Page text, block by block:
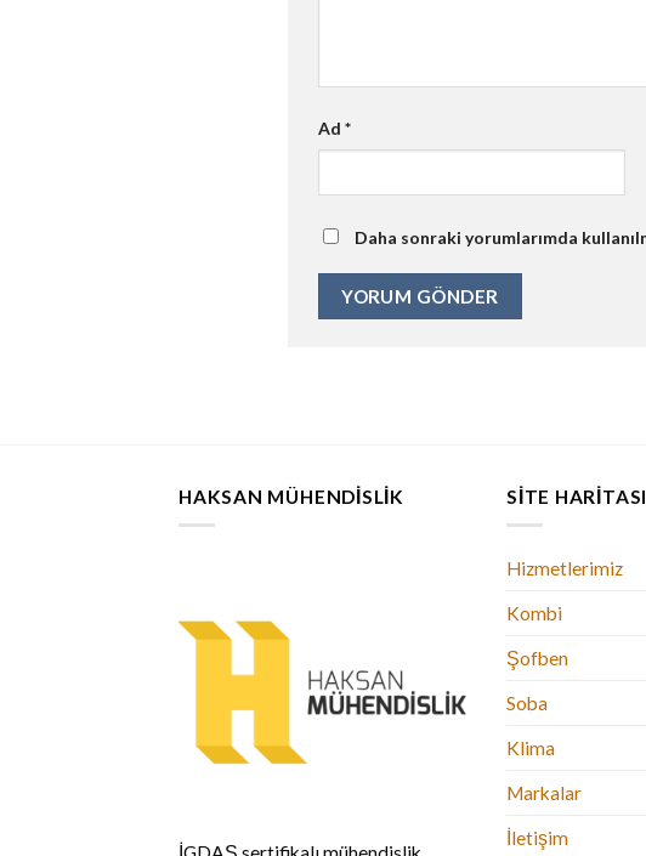
Ad *
Daha sonraki yorumlarımda
HAKSAN MÜHENDISLIK SITE HARITASI
Hizmetlerimiz
Kombi
Şofben
Soba
Klima
Markalar
İletişim